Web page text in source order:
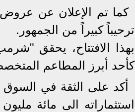
كما تم الإعلان عن عروض
ترحيباً كبيراً من الجمهور.
بهذا الافتتاح، يحقق
كأحد أبرز المطاعم
أكد على الثقة في السوق
استثماراته الى مائة مليون